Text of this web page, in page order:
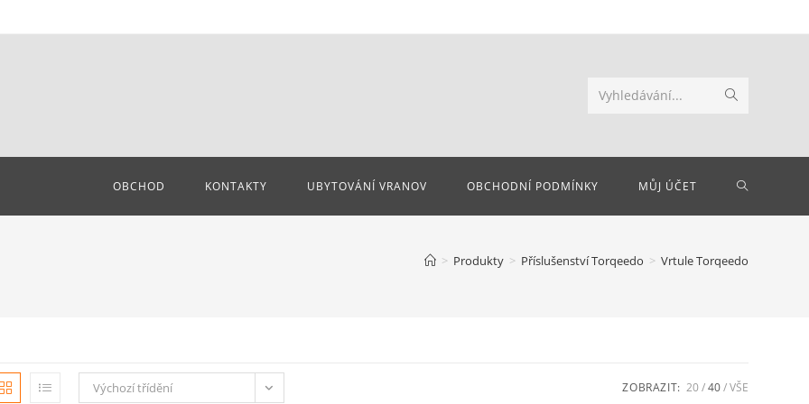
Vyhledávání... Odeslat
OBCHOD KONTAKTY UBYTOVÁNÍ VRANOV OBCHODNÍ PODMÍNKY MŮJ ÚČET PŘEPNOUT
> Produkty > Příslušenství Torqeedo > Vrtule Torqeedo
Výchozí třídění ZOBRAZIT: 20 40 VŠE